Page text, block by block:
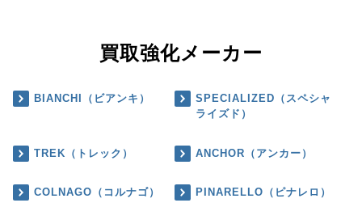
買取強化メーカー
BIANCHI（ビアンキ）
SPECIALIZED（スペシャ
ライズド）
TREK（トレック） ANCHOR（アンカー）
COLNAGO（コルナゴ） PINARELLO（ピナレロ）